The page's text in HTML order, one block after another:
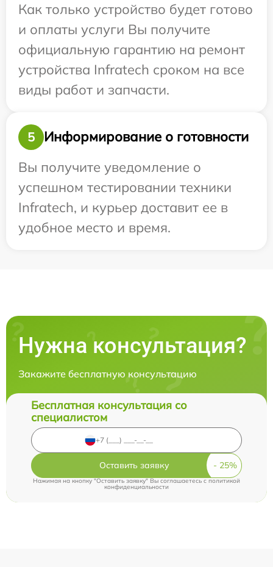
Как только устройство будет готово
и оплаты услуги Вы получите
официальную гарантию на ремонт
устройства Infratech сроком на все
виды работ и запчасти.
5
Информирование о готовности
Вы получите уведомление о
успешном тестировании техники
Infratech, и курьер доставит ее в
удобное место и время.
Нужна консультация?
Закажите бесплатную консультацию
Бесплатная консультация со
специалистом
Оставить заявку
Нажимая на кнопку "Оставить заявку" Вы соглашаетесь cполитикой
конфиденциальности